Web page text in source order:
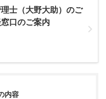
士（大野大助）のご
口のご案内
内容